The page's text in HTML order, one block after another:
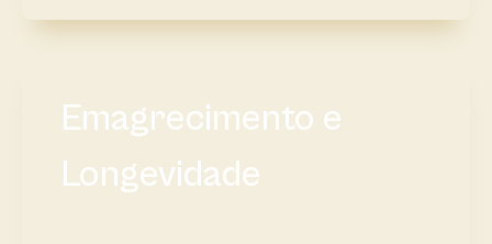
Emagrecimento e
Longevidade